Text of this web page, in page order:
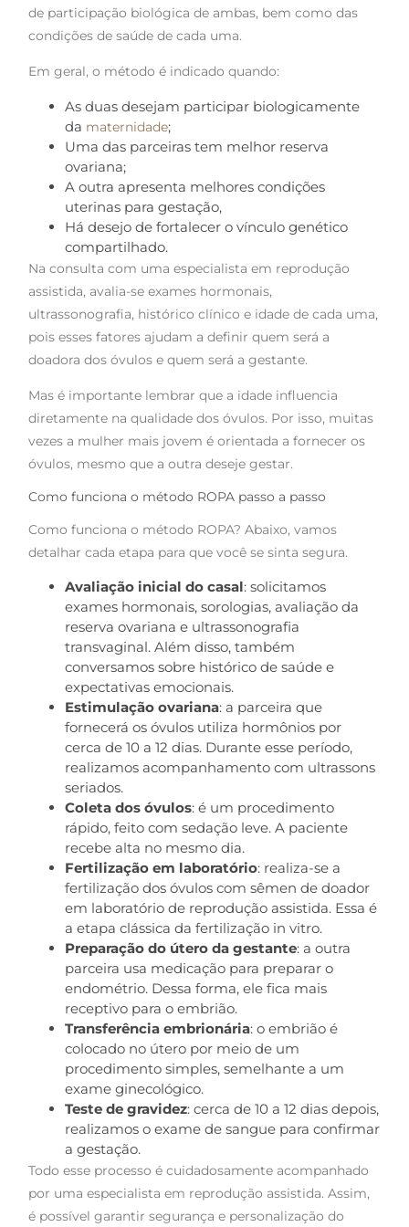
de participação biológica de ambas, bem como das
condições de saúde de cada uma.
Em geral, o método é indicado quando:
As duas desejam participar biologicamente
da maternidade;
Uma das parceiras tem melhor reserva
ovariana;
A outra apresenta melhores condições
uterinas para gestação,
Há desejo de fortalecer o vínculo genético
compartilhado.
Na consulta com uma especialista em reprodução
assistida, avalia-se exames hormonais,
ultrassonografia, histórico clínico e idade de cada uma,
pois esses fatores ajudam a definir quem será a
doadora dos óvulos e quem será a gestante.
Mas é importante lembrar que a idade influencia
diretamente na qualidade dos óvulos. Por isso, muitas
vezes a mulher mais jovem é orientada a fornecer os
óvulos, mesmo que a outra deseje gestar.
Como funciona o método ROPA passo a passo
Como funciona o método ROPA? Abaixo, vamos
detalhar cada etapa para que você se sinta segura.
Avaliação inicial do casal: solicitamos
exames hormonais, sorologias, avaliação da
reserva ovariana e ultrassonografia
transvaginal. Além disso, também
conversamos sobre histórico de saúde e
expectativas emocionais.
Estimulação ovariana: a parceira que
fornecerá os óvulos utiliza hormônios por
cerca de 10 a 12 dias. Durante esse período,
realizamos acompanhamento com ultrassons
seriados.
Coleta dos óvulos: é um procedimento
rápido, feito com sedação leve. A paciente
recebe alta no mesmo dia.
Fertilização em laboratório: realiza-se a
fertilização dos óvulos com sêmen de doador
em laboratório de reprodução assistida. Essa é
a etapa clássica da fertilização in vitro.
Preparação do útero da gestante: a outra
parceira usa medicação para preparar o
endométrio. Dessa forma, ele fica mais
receptivo para o embrião.
Transferência embrionária: o embrião é
colocado no útero por meio de um
procedimento simples, semelhante a um
exame ginecológico.
Teste de gravidez: cerca de 10 a 12 dias depois,
realizamos o exame de sangue para confirmar
a gestação.
Todo esse processo é cuidadosamente acompanhado
por uma especialista em reprodução assistida. Assim,
é possível garantir segurança e personalização do